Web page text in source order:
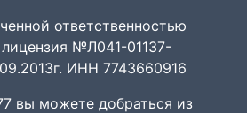
ответственностью
№Л041-01137-
ИНН 7743660916
вы можете добраться из